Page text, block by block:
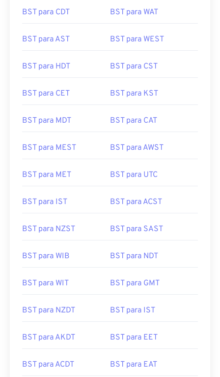
BST para CDT BST para WAT
BST para AST BST para WEST
BST para HDT BST para CST
BST para CET BST para KST
BST para MDT BST para CAT
BST para MEST BST para AWST
BST para MET BST para UTC
BST para IST BST para ACST
BST para NZST BST para SAST
BST para WIB BST para NDT
BST para WIT BST para GMT
BST para NZDT BST para IST
BST para AKDT BST para EET
BST para ACDT BST para EAT